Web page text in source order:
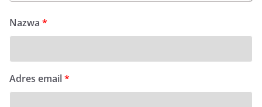
Nazwa *
Adres email*